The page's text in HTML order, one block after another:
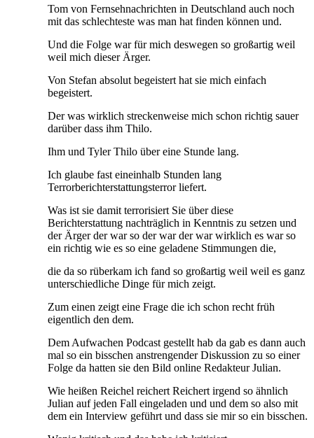
Tom von Fernsehnachrichten in Deutschland auch noch
mit das schlechteste was man hat finden können und.
Und die Folge war für mich deswegen so großartig weil
weil mich dieser Ärger.
Von Stefan absolut begeistert hat sie mich einfach
begeistert.
Der was wirklich streckenweise mich schon richtig sauer
darüber dass ihm Thilo.
Ihm und Tyler Thilo über eine Stunde lang.
Ich glaube fast eineinhalb Stunden lang
Terrorberichterstattungsterror liefert.
Was ist sie damit terrorisiert Sie über diese
Berichterstattung nachträglich in Kenntnis zu setzen und
der Ärger der war so der war der war wirklich es war so
ein richtig wie es so eine geladene Stimmungen die,
die da so rüberkam ich fand so großartig weil weil es ganz
unterschiedliche Dinge für mich zeigt.
Zum einen zeigt eine Frage die ich schon recht früh
eigentlich den dem.
Dem Aufwachen Podcast gestellt hab da gab es dann auch
mal so ein bisschen anstrengender Diskussion zu so einer
Folge da hatten sie den Bild online Redakteur Julian.
Wie heißen Reichel reichert Reichert irgend so ähnlich
Julian auf jeden Fall eingeladen und und dem so also mit
dem ein Interview geführt und dass sie mir so ein bisschen.